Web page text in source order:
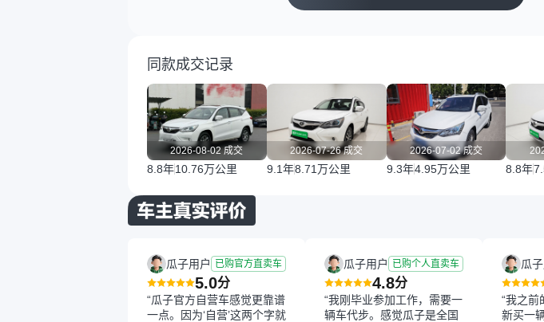
同款成交记录
2026-08-02 成交
8.8年10.76万公里
2026-07-26 成交
9.1年8.71万公里
2026-07-02 成交
9.3年4.95万公里 8.8年
瓜子用户 已购官方直卖车
5.0分
“瓜子官方自营车感觉更靠谱
一点。因为‘自营’这两个字就
瓜子用户 已购个人直卖车
4.8分
“我刚毕业参加工作，需要一
辆车代步。感觉瓜子是全国
瓜
“我之前
新买一